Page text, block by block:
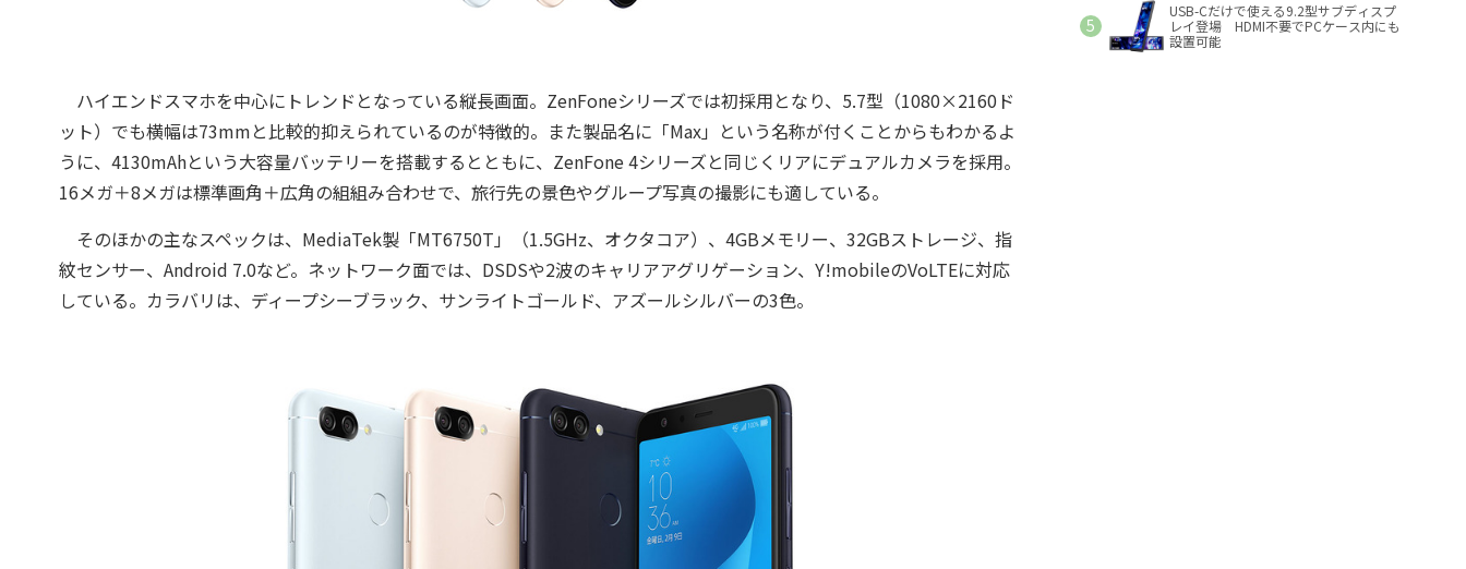
ハイエンドスマホを中心にトレンドとなっている縦長画面。ZenFoneシリーズでは初採用となり、5.7型（1080×2160ド
ット）でも横幅は73mmと比較的抑えられているのが特徴的。また製品名に「Max」という名称が付くことからもわかるよ
うに、4130mAhという大容量バッテリーを搭載するとともに、ZenFone 4シリーズと同じくリアにデュアルカメラを採用。
16メガ＋8メガは標準画角＋広角の組組み合わせで、旅行先の景色やグループ写真の撮影にも適している。
そのほかの主なスペックは、MediaTek製「MT6750T」（1.5GHz、オクタコア）、4GBメモリー、32GBストレージ、指
紋センサー、Android 7.0など。ネットワーク面では、DSDSや2波のキャリアアグリゲーション、Y!mobileのVoLTEに対応
している。カラバリは、ディープシーブラック、サンライトゴールド、アズールシルバーの3色。
USB-Cだけで使える9.2型サブディスプ
レイ登場 HDMI不要でPCケース内にも
設置可能